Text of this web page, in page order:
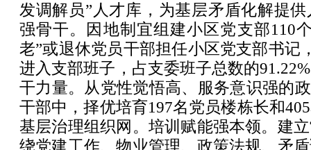
发调解员”人才库，为基层矛盾化解提
强骨干。因地制宜组建小区党支部110
老”或退休党员干部担任小区党支部书记
进入支部班子，占支委班子总数的
干力量。从党性觉悟高、服务意识强的
干部中，择优培育197名党员楼栋长和
基层治理组织网。培训赋能强本领。建
绕党建工作、物业管理、政策法规、矛